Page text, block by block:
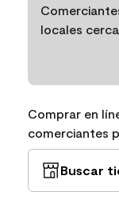
locales cerca
Comprar en
comerciantes
Buscar